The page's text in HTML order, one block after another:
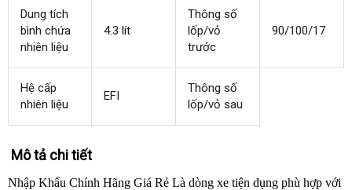
Dung tích
bình chứa
nhiên liệu
4.3 lít
Thông số
lốp/vỏ
trước
90/100/17
Hệ cấp
nhiên liệu
EFI
Thông số
lốp/vỏ sau
Mô tả chi tiết
Nhập Khẩu Chính Hãng Giá Rẻ Là dòng xe tiện dụng phù hợp với